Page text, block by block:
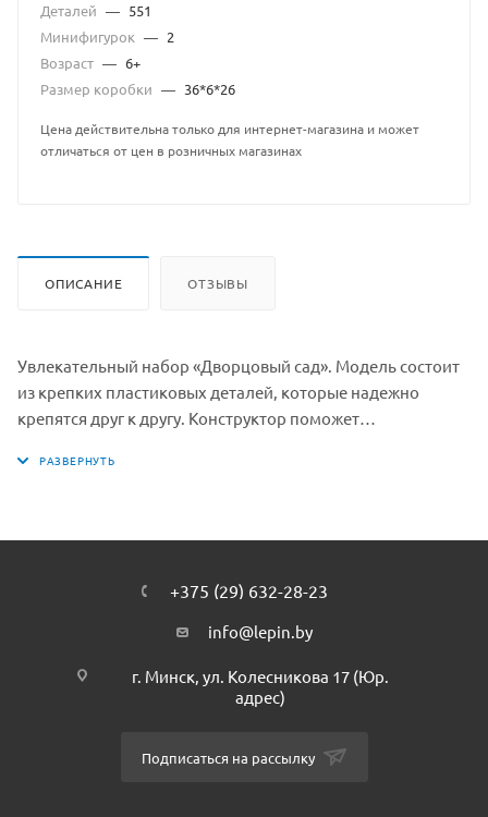
Деталей — 551
Минифигурок — 2
Возраст — 6+
Размер коробки — 36*6*26
Цена действительна только для интернет-магазина и может
отличаться от цен в розничных магазинах
ОПИСАНИЕ ОТЗЫВЫ
Увлекательный набор «Дворцовый сад». Модель состоит
из крепких пластиковых деталей, которые надежно
крепятся друг к другу. Конструктор поможет
развитию координации движений, логического
+375 (29) 632-28-23
info@lepin.by
г. Минск, ул. Колесникова 17 (Юр.
адрес)
Подписаться на рассылку